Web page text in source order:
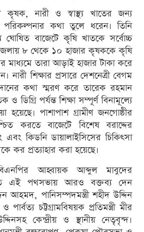
কৃষক, নারী ও স্বাস্থ্য খাতের জন্য
পরিকল্পনার কথা তুলে ধরেন। তিনি
বাজেটে কৃষি খাতকে সর্বোচ্চ
জেলায় ৮ থেকে ১০ হাজার কৃষককে কৃষি
মাধ্যমে তারা আড়াই হাজার টাকা করে
নারী শিক্ষার প্রসারে দেশনেত্রী বেগম
কথা স্মরণ করে তারেক রহমান
ও ডিগ্রি পর্যন্ত শিক্ষা সম্পূর্ণ বিনামূল্যে
পাশাপাশ গ্রামীণ জনগোষ্ঠীর
করতে বাজেটে বিশেষ বরাদ্দের
এবং কিডনি ডায়ালাইসিসের চিকিৎসা
কর প্রত্যাহার করা হয়েছে।
আহ্বায়ক আব্দুল মাবুদের
এই পথসভায় আরও বক্তব্য দেন
আহমদ, পানিসম্পদমন্ত্রী শহীদ উদ্দিন
চট্টগ্রামবিষয়ক প্রতিমন্ত্রী মীর
কেন্দ্রীয় ও স্থানীয় নেতৃবৃন্দ।